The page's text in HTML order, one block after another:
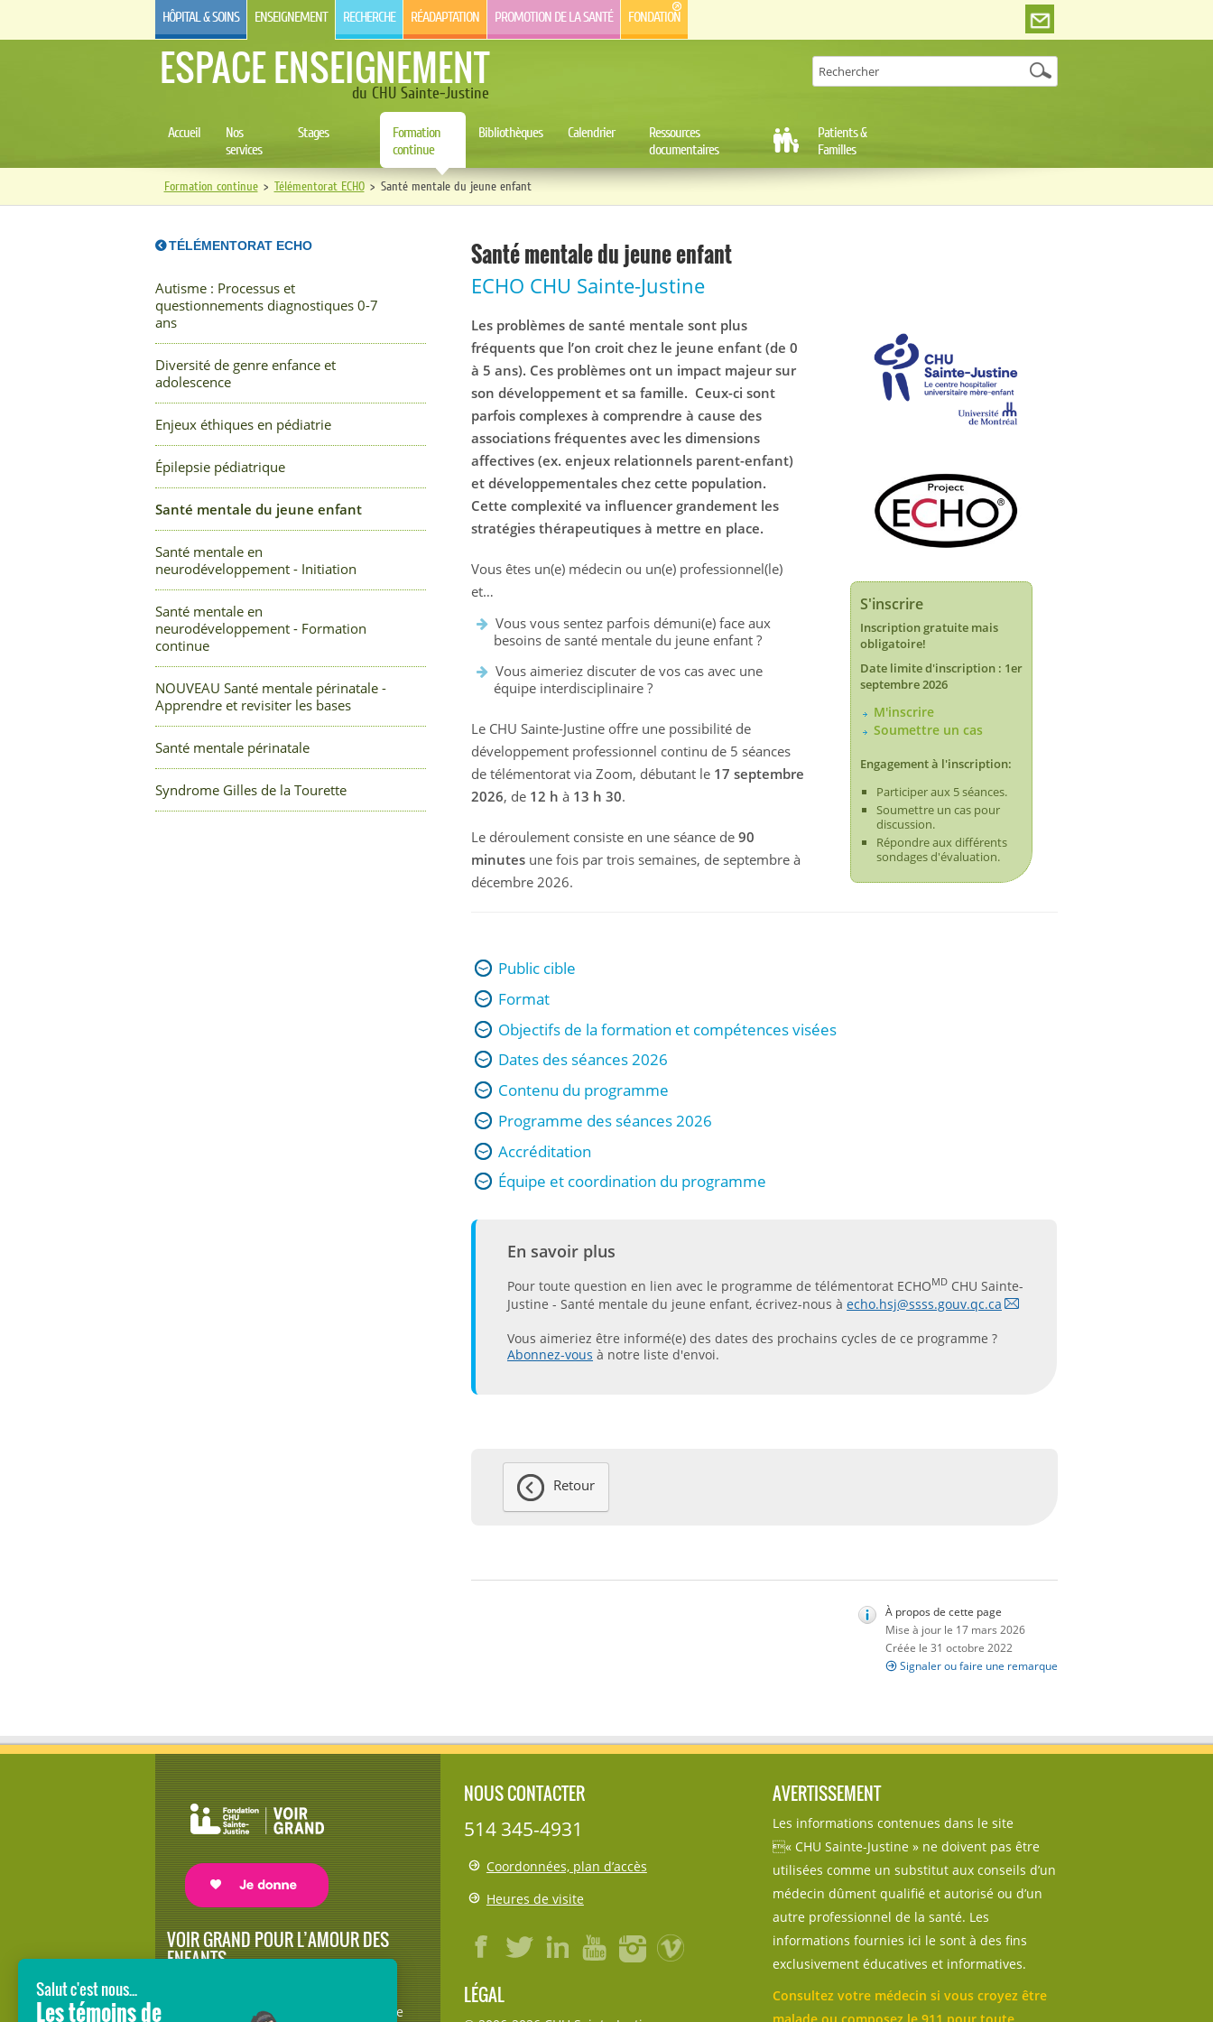
HÔPITAL & SOINS ENSEIGNEMENT RECHERCHE RÉADAPTATION PROMOTION DE LA SANTÉ FONDATION
ESPACE ENSEIGNEMENT
du CHU Sainte-Justine
Accueil
Nos
services
Stages
Formation
continue
Bibliothèques Calendrier
Ressources
documentaires
Patients &
Familles
Formation continue > Télémentorat ECHO > Santé mentale du jeune enfant
TÉLÉMENTORAT ECHO
Autisme : Processus et
questionnements diagnostiques 0-7
ans
Diversité de genre enfance et
adolescence
Enjeux éthiques en pédiatrie
Épilepsie pédiatrique
Santé mentale du jeune enfant
Santé mentale en
neurodéveloppement - Initiation
Santé mentale en
neurodéveloppement - Formation
continue
NOUVEAU Santé mentale périnatale -
Apprendre et revisiter les bases
Santé mentale périnatale
Syndrome Gilles de la Tourette
Santé mentale du jeune enfant
ECHO CHU Sainte-Justine
S'inscrire
Inscription gratuite mais
obligatoire!
Date limite d'inscription : 1er
septembre 2026
M'inscrire
Soumettre un cas
Engagement à l'inscription:
Participer aux 5 séances.
Soumettre un cas pour
discussion.
Répondre aux différents
sondages d'évaluation.
Les problèmes de santé mentale sont plus
fréquents que l’on croit chez le jeune enfant (de 0
à 5 ans). Ces problèmes ont un impact majeur sur
son développement et sa famille. Ceux-ci sont
parfois complexes à comprendre à cause des
associations fréquentes avec les dimensions
affectives (ex. enjeux relationnels parent-enfant)
et développementales chez cette population.
Cette complexité va influencer grandement les
stratégies thérapeutiques à mettre en place.
Vous êtes un(e) médecin ou un(e) professionnel(le)
et…
Vous vous sentez parfois démuni(e) face aux
besoins de santé mentale du jeune enfant ?
Vous aimeriez discuter de vos cas avec une
équipe interdisciplinaire ?
Le CHU Sainte-Justine offre une possibilité de
développement professionnel continu de 5 séances
de télémentorat via Zoom, débutant le 17 septembre
2026, de 12 h à 13 h 30.
Le déroulement consiste en une séance de 90
minutes une fois par trois semaines, de septembre à
décembre 2026.
Public cible
Format
Objectifs de la formation et compétences visées
Dates des séances 2026
Contenu du programme
Programme des séances 2026
Accréditation
Équipe et coordination du programme
En savoir plus
Pour toute question en lien avec le programme de télémentorat ECHOMD CHU Sainte-
Justine - Santé mentale du jeune enfant, écrivez-nous à echo.hsj@ssss.gouv.qc.ca
Vous aimeriez être informé(e) des dates des prochains cycles de ce programme ?
Abonnez-vous à notre liste d'envoi.
Retour
À propos de cette page
Mise à jour le 17 mars 2026
Créée le 31 octobre 2022
Signaler ou faire une remarque
VOIR GRAND POUR L’AMOUR DES
ENFANTS
vous au cœur de la campagne majeure
NOUS CONTACTER
514 345-4931
Coordonnées, plan d’accès
Heures de visite
LÉGAL
AVERTISSEMENT
Les informations contenues dans le site
« CHU Sainte-Justine » ne doivent pas être
utilisées comme un substitut aux conseils d’un
médecin dûment qualifié et autorisé ou d’un
autre professionnel de la santé. Les
informations fournies ici le sont à des fins
exclusivement éducatives et informatives.
Consultez votre médecin si vous croyez être